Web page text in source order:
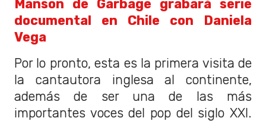
Manson de Garbage grabará serie
documental en Chile con Daniela
Vega
Por lo pronto, esta es la primera visita de
la cantautora inglesa al continente,
además de ser una de las más
importantes voces del pop del siglo XXI.